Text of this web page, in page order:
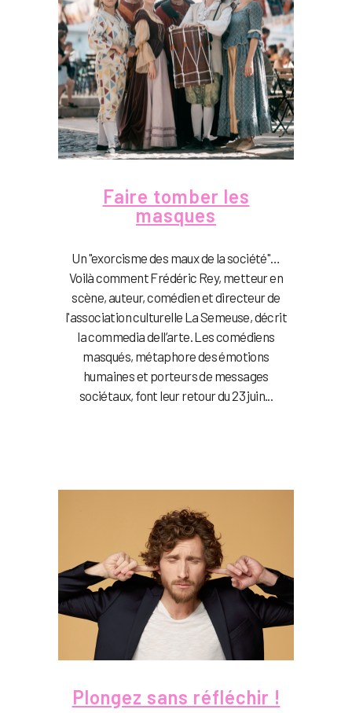
Faire tomber les
masques
Un "exorcisme des maux de la société"…
Voilà comment Frédéric Rey, metteur en
scène, auteur, comédien et directeur de
l'association culturelle La Semeuse, décrit
la commedia dell’arte. Les comédiens
masqués, métaphore des émotions
humaines et porteurs de messages
sociétaux, font leur retour du 23 juin...
Plongez sans réfléchir !